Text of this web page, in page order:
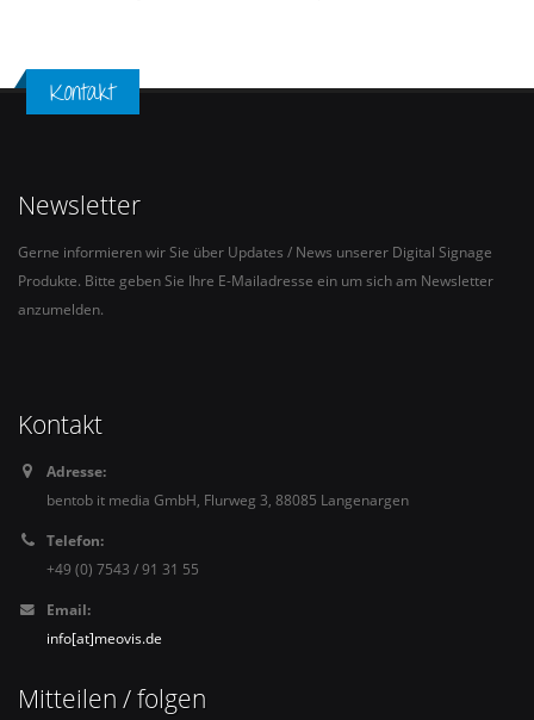
Kontakt
Newsletter
Gerne informieren wir Sie über Updates / News unserer Digital Signage
Produkte. Bitte geben Sie Ihre E-Mailadresse ein um sich am Newsletter
anzumelden.
Kontakt
Adresse:
bentob it media GmbH, Flurweg 3, 88085 Langenargen
Telefon:
+49 (0) 7543 / 91 31 55
Email:
info[at]meovis.de
Mitteilen / folgen